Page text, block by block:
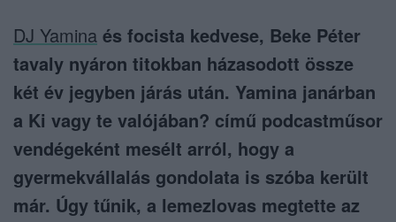
DJ Yamina és focista kedvese, Beke Péter
tavaly nyáron titokban házasodott össze
két év jegyben járás után. Yamina janárban
a Ki vagy te valójában? című podcastműsor
vendégeként mesélt arról, hogy a
gyermekvállalás gondolata is szóba került
már. Úgy tűnik, a lemezlovas megtette az